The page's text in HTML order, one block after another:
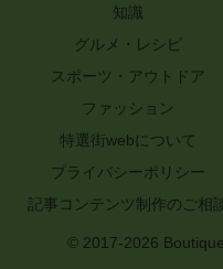
知識
グルメ・レシピ
スポーツ・アウトドア
ファッション
特選街webについて
プライバシーポリシー
記事コンテンツ制作のご相
© 2017-2026